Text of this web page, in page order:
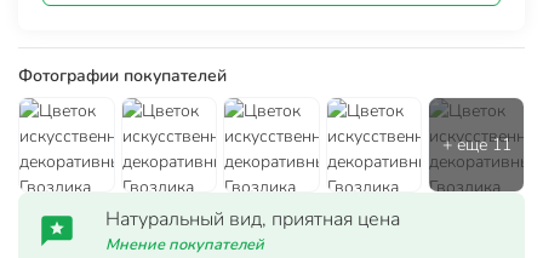
Фотографии покупателей
Натуральный вид, приятная цена
Мнение покупателей